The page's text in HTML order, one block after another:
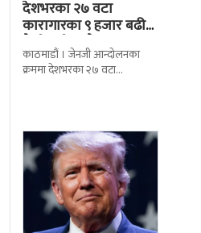
देशभरका २७ वटा
कारागारका ९ हजार बढी
कैदीबन्दी अझै फरार
काठमाडौं । जेनजी आन्दोलनका
क्रममा देशभरका २७ वटा